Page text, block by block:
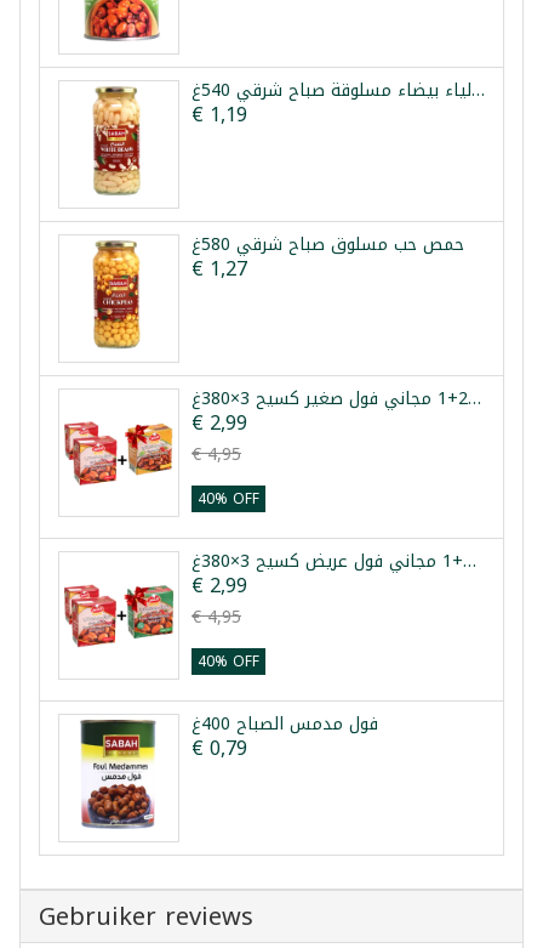
فاصولياء بيضاء مسلوقة صباح شرقي 540غ
€ 1,19
حمص حب مسلوق صباح شرقي 580غ
€ 1,27
عرض فول مدمس حار 2+1 مجاني فول صغير كسيح 3×380غ
€ 2,99
€ 4,95
40% OFF
عرض فول مدمس حار 2+1 مجاني فول عريض كسيح 3×380غ
€ 2,99
€ 4,95
40% OFF
فول مدمس الصباح 400غ
€ 0,79
Gebruiker reviews